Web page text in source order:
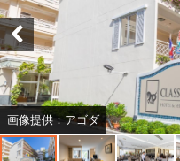
画像提供：アゴダ